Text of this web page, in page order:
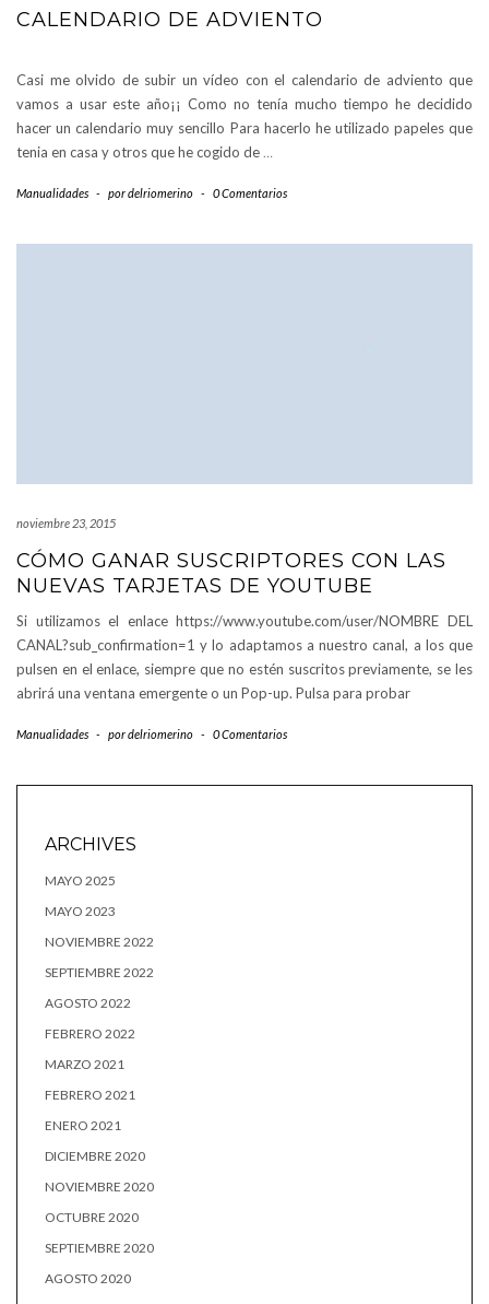
CALENDARIO DE ADVIENTO
Casi me olvido de subir un vídeo con el calendario de adviento que
vamos a usar este año¡¡ Como no tenía mucho tiempo he decidido
hacer un calendario muy sencillo Para hacerlo he utilizado papeles que
tenia en casa y otros que he cogido de …
Manualidades - pordelriomerino - 0 Comentarios
noviembre 23, 2015
CÓMO GANAR SUSCRIPTORES CON LAS
NUEVAS TARJETAS DE YOUTUBE
Si utilizamos el enlace https://www.youtube.com/user/NOMBRE DEL
CANAL?sub_confirmation=1 y lo adaptamos a nuestro canal, a los que
pulsen en el enlace, siempre que no estén suscritos previamente, se les
abrirá una ventana emergente o un Pop-up. Pulsa para probar
Manualidades - pordelriomerino - 0 Comentarios
ARCHIVES
MAYO 2025
MAYO 2023
NOVIEMBRE 2022
SEPTIEMBRE 2022
AGOSTO 2022
FEBRERO 2022
MARZO 2021
FEBRERO 2021
ENERO 2021
DICIEMBRE 2020
NOVIEMBRE 2020
OCTUBRE 2020
SEPTIEMBRE 2020
AGOSTO 2020